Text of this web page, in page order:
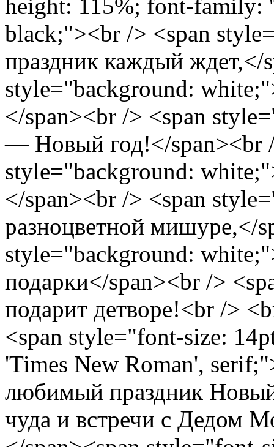
height: 115%; font-family:
black;"><br /> <span
праздник каждый ждет,</
style="background:
</span><br /> <span
— Новый год!</span><br
style="background:
</span><br /> <span
разноцветной мишуре,</
style="background:
подарки</span><br />
подарит детворе!<br />
<span style="font-size:
'Times New Roman',
любимый праздник
чуда и встречи с Дедом